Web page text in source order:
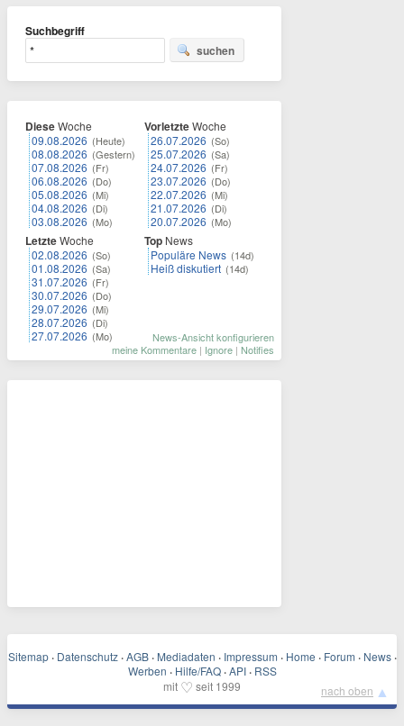
Suchbegriff
suchen
DieseWoche
09.08.2026 (Heute)
08.08.2026 (Gestern)
07.08.2026 (Fr)
06.08.2026 (Do)
05.08.2026 (Mi)
04.08.2026 (Di)
03.08.2026 (Mo)
LetzteWoche
02.08.2026 (So)
01.08.2026 (Sa)
31.07.2026 (Fr)
30.07.2026 (Do)
29.07.2026 (Mi)
28.07.2026 (Di)
27.07.2026 (Mo)
VorletzteWoche
26.07.2026 (So)
25.07.2026 (Sa)
24.07.2026 (Fr)
23.07.2026 (Do)
22.07.2026 (Mi)
21.07.2026 (Di)
20.07.2026 (Mo)
Top News
Populäre News (14d)
Heiß diskutiert (14d)
News-Ansicht konfigurieren
meine Kommentare | Ignore | Notifies
Sitemap · Datenschutz · AGB · Mediadaten · Impressum · Home · Forum · News ·
Werben · Hilfe/FAQ · API · RSS
mit ♡ seit 1999 nach oben ▲